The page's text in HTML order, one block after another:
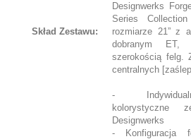
Skład Zestawu:
Designwerks
Series
rozmiarze 21” z
dobranym
szerokością felg.
centralnych
-
kolorystyczne
Designwerks
- Konfiguracja